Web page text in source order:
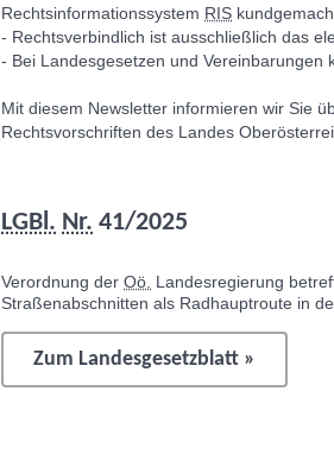
Rechtsinformationssystem RIS
- Rechtsverbindlich ist ausschließlich das
- Bei Landesgesetzen und Vereinbarungen
Mit diesem Newsletter informieren wir Sie
Rechtsvorschriften des Landes
LGBl. Nr. 41/2025
Verordnung der Oö. Landesregierung
Straßenabschnitten als Radhauptroute in
Zum Landesgesetzblatt »